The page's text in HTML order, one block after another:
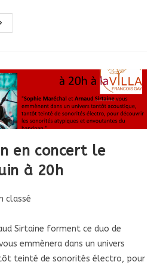
en concert le
à 20h
classé
Sirtaine forment ce duo de
emmènera dans un univers
teinté de sonorités électro, pour